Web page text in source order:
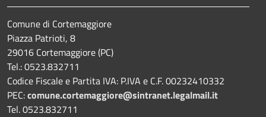
Comune di Cortemaggiore
Piazza Patrioti, 8
29016 Cortemaggiore (PC)
Tel.: 0523.832711
Codice Fiscale e Partita IVA: P.IVA e C.F. 00232410332
PEC:comune.cortemaggiore@sintranet.legalmail.it
Tel. 0523.832711